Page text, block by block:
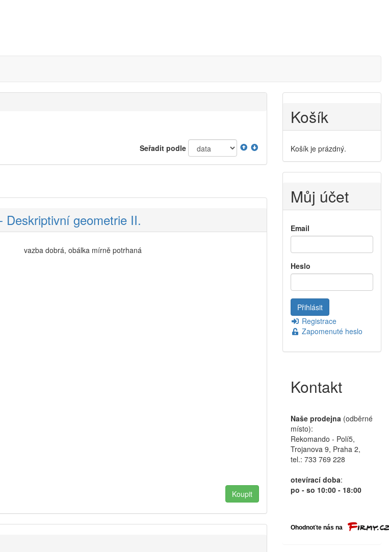
Seřadit podle
Deskriptivní geometrie II.
vazba dobrá, obálka mírně potrhaná
Košík
Košík je prázdný.
Můj účet
Email
Heslo
Registrace
Zapomenuté heslo
Kontakt
Naše prodejna (odběrné
místo):
Rekomando - Polí5,
Trojanova 9, Praha 2,
tel.: 733 769 228
otevírací doba:
po - so 10:00 - 18:00